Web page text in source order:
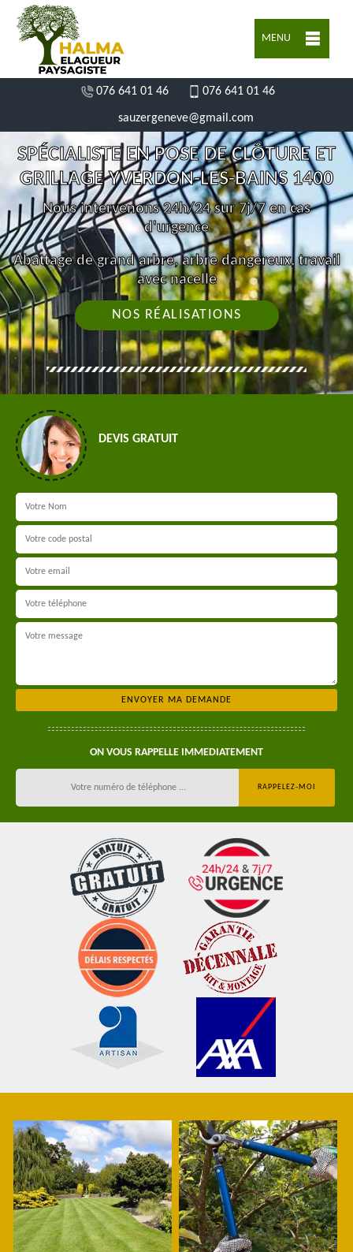
MENU
076 641 01 46 076 641 01 46
sauzergeneve@gmail.com
SPÉCIALISTE EN POSE DE CLÔTURE ET
GRILLAGE YVERDON-LES-BAINS 1400
Nous intervenons 24h/24 sur 7j/7 en cas
d'urgence
Abattage de grand arbre, arbre dangereux, travail
avec nacelle
NOS RÉALISATIONS
DEVIS GRATUIT
ON VOUS RAPPELLE IMMEDIATEMENT